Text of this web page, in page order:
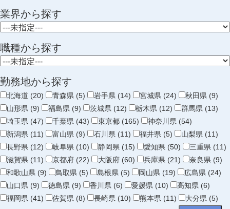
業界から探す
職種から探す
勤務地から探す
北海道 (20) 青森県 (5) 岩手県 (14) 宮城県 (24)
秋田県 (9)
山形県 (9)
福島県 (9) 茨城県 (12) 栃木県 (12)
群馬県 (13)
埼玉県 (47)
千葉県 (43) 東京都 (165)
神奈川県 (54)
新潟県 (11)
富山県 (9) 石川県 (11) 福井県 (5)
山梨県 (11)
長野県 (12)
岐阜県 (10) 静岡県 (15) 愛知県 (50)
三重県 (11)
滋賀県 (11)
京都府 (22) 大阪府 (60) 兵庫県 (21)
奈良県 (9)
和歌山県 (9)
鳥取県 (5) 島根県 (5) 岡山県 (19)
広島県 (24)
山口県 (9)
徳島県 (9) 香川県 (6) 愛媛県 (10)
高知県 (6)
福岡県 (41)
佐賀県 (8) 長崎県 (10) 熊本県 (11)
大分県 (5)